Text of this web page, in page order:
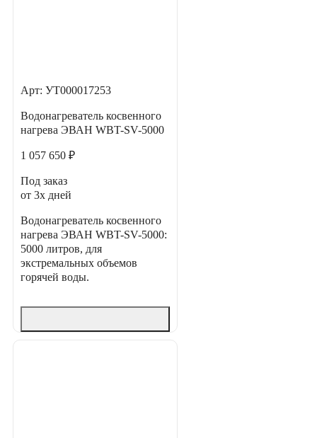
Арт: УТ000017253
Водонагреватель косвенного
нагрева ЭВАН WBT-SV-5000
1 057 650 ₽
Под заказ
от 3х дней
Водонагреватель косвенного
нагрева ЭВАН WBT-SV-5000:
5000 литров, для
экстремальных объемов
горячей воды.